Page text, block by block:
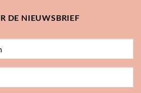
DE NIEUWSBRIEF